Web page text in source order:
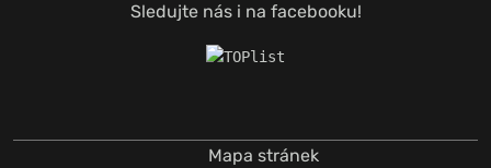
Sledujte nás i na facebooku!
Mapa stránek